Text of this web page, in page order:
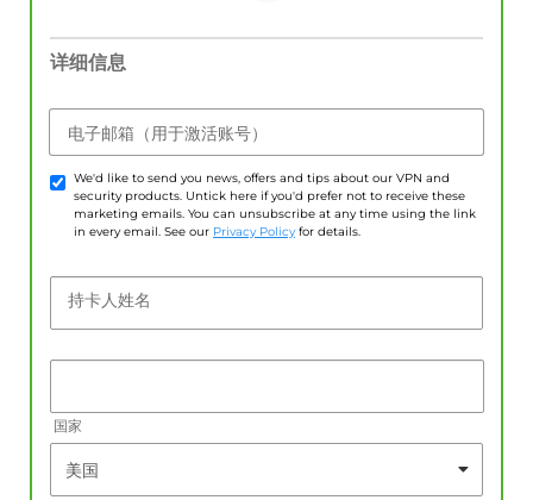
详细信息
电子邮箱（用于激活账号）
We'd like to send you news, offers and tips about our VPN and
security products. Untick here if you'd prefer not to receive these
marketing emails. You can unsubscribe at any time using the link
in every email. See our Privacy Policy for details.
持卡人姓名
国家